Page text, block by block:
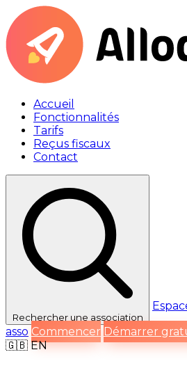
Accueil
Fonctionnalités
Tarifs
Reçus fiscaux
Contact
Rechercherune association
asso Commencer Démarrer
🇬🇧 EN